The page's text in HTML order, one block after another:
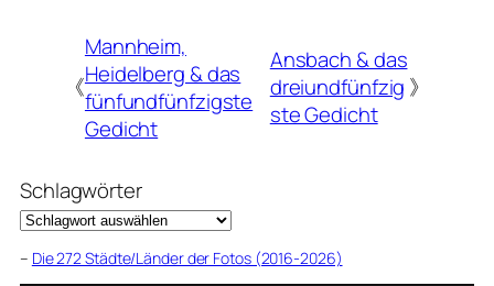
《
Mannheim,
Heidelberg & das
fünfundfünfzigste
Gedicht
Ansbach & das
dreiundfünfzig
ste Gedicht
》
Schlagwörter
– Die 272 Städte/Länder der Fotos (2016-2026)